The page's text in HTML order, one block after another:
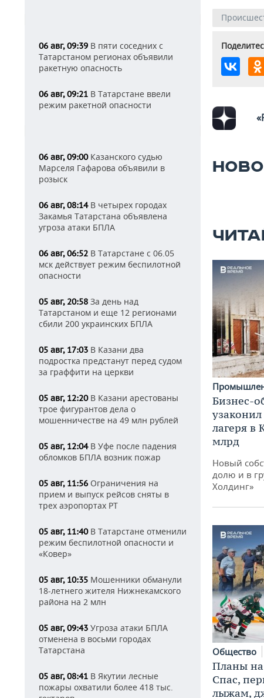
06 авг, 09:39 В пяти соседних с
Татарстаном регионах объявили
ракетную опасность
06 авг, 09:21 В Татарстане ввели
режим ракетной опасности
06 авг, 09:00Казанского судью
Марселя Гафарова объявили в
розыск
06 авг, 08:14В четырех городах
Закамья Татарстана объявлена
угроза атаки БПЛА
06 авг, 06:52 В Татарстане с 06.05
мск действует режим беспилотной
опасности
05 авг, 20:58 За день над
Татарстаном и еще 12 регионами
сбили 200 украинских БПЛА
05 авг, 17:03 В Казани два
подростка предстанут перед судом
за граффити на церкви
05 авг, 12:20В Казани арестованы
трое фигурантов дела о
мошенничестве на 49 млн рублей
05 авг, 12:04В Уфе после падения
обломков БПЛА возник пожар
05 авг, 11:56 Ограничения на
прием и выпуск рейсов сняты в
трех аэропортах РТ
05 авг, 11:40В Татарстане отменили
режим беспилотной опасности и
«Ковер»
05 авг, 10:35 Мошенники обманули
18-летнего жителя Нижнекамского
района на 2 млн
05 авг, 09:43 Угроза атаки БПЛА
отменена в восьми городах
Татарстана
05 авг, 08:41 В Якутии лесные
пожары охватили более 418 тыс.
Бизнес-
лагеря в
млрд
Новый
долю и в
Холдинг»
Общество
Планы
Спас,
лыжам,